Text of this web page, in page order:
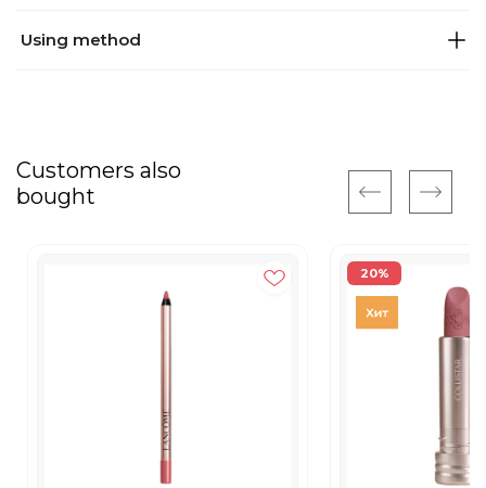
Using method
Customers also
bought
20%